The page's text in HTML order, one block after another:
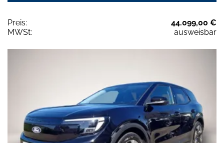
Preis:
44.099,00 €
MWSt:
ausweisbar